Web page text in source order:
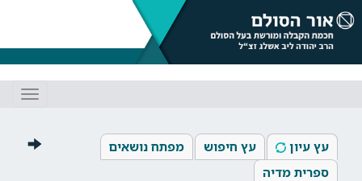
עץ עיון עץ חיפוש
מפתח נושאים
ספרית מדיה